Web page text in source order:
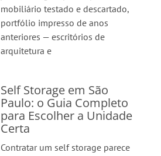
mobiliário testado e descartado,
portfólio impresso de anos
anteriores — escritórios de
arquitetura e
Self Storage em São
Paulo: o Guia Completo
para Escolher a Unidade
Certa
Contratar um self storage parece